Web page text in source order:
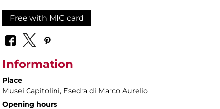
Free with MIC card
Information
Place
Musei Capitolini, Esedra di Marco Aurelio
Opening hours